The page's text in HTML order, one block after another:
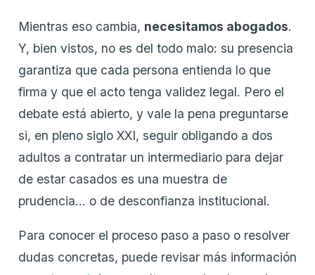
Mientras eso cambia, necesitamos abogados.
Y, bien vistos, no es del todo malo: su presencia
garantiza que cada persona entienda lo que
firma y que el acto tenga validez legal. Pero el
debate está abierto, y vale la pena preguntarse
si, en pleno siglo XXI, seguir obligando a dos
adultos a contratar un intermediario para dejar
de estar casados es una muestra de
prudencia… o de desconfianza institucional.
Para conocer el proceso paso a paso o resolver
dudas concretas, puede revisar más información